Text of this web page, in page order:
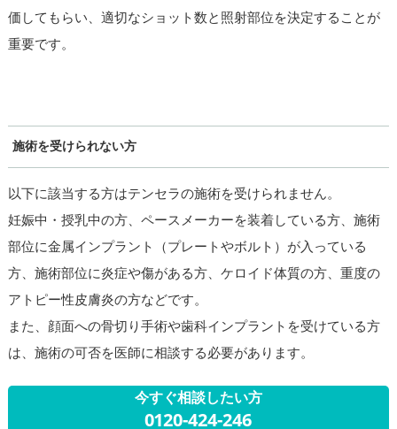
価してもらい、適切なショット数と照射部位を決定することが
重要です。
施術を受けられない方
以下に該当する方はテンセラの施術を受けられません。
妊娠中・授乳中の方、ペースメーカーを装着している方、施術
部位に金属インプラント（プレートやボルト）が入っている
方、施術部位に炎症や傷がある方、ケロイド体質の方、重度の
アトピー性皮膚炎の方などです。
また、顔面への骨切り手術や歯科インプラントを受けている方
は、施術の可否を医師に相談する必要があります。
今すぐ相談したい方
0120-424-246